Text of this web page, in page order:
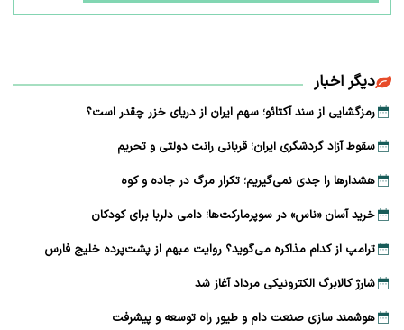
دیگر اخبار
رمزگشایی از سند آکتائو؛ سهم ایران از دریای خزر چقدر است؟
سقوط آزاد گردشگری ایران؛ قربانی رانت دولتی و تحریم
هشدارها را جدی نمی‌گیریم؛ تکرار مرگ در جاده و کوه
خرید آسان «ناس» در سوپرمارکت‌ها؛ دامی دلربا برای کودکان
ترامپ از کدام مذاکره می‌گوید؟ روایت مبهم از پشت‌پرده خلیج فارس
شارژ کالابرگ الکترونیکی مرداد آغاز شد
هوشمند سازی صنعت دام و طیور راه توسعه و پیشرفت